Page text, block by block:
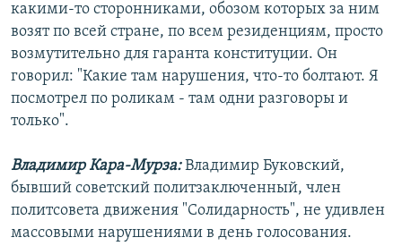
какими-то сторонниками, обозом которых за ним
возят по всей стране, по всем резиденциям, просто
возмутительно для гаранта конституции. Он
говорил: "Какие там нарушения, что-то болтают. Я
посмотрел по роликам - там одни разговоры и
только".
Владимир Кара-Мурза:Владимир Буковский,
бывший советский политзаключенный, член
политсовета движения "Солидарность", не удивлен
массовыми нарушениями в день голосования.